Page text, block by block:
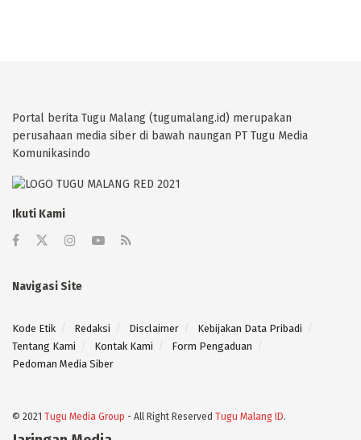
Portal berita Tugu Malang (tugumalang.id) merupakan
perusahaan media siber di bawah naungan PT Tugu Media
Komunikasindo
Ikuti Kami
Navigasi Site
Kode Etik Redaksi Disclaimer
Kebijakan Data Pribadi
Tentang Kami
Kontak Kami
Form Pengaduan
Pedoman Media Siber
© 2021 Tugu Media Group - All Right Reserved Tugu Malang ID.